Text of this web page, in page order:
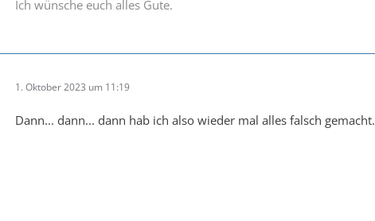
Ich wünsche euch alles Gute.
1. Oktober 2023 um 11:19
Dann... dann... dann hab ich also wieder mal alles falsch gemacht.